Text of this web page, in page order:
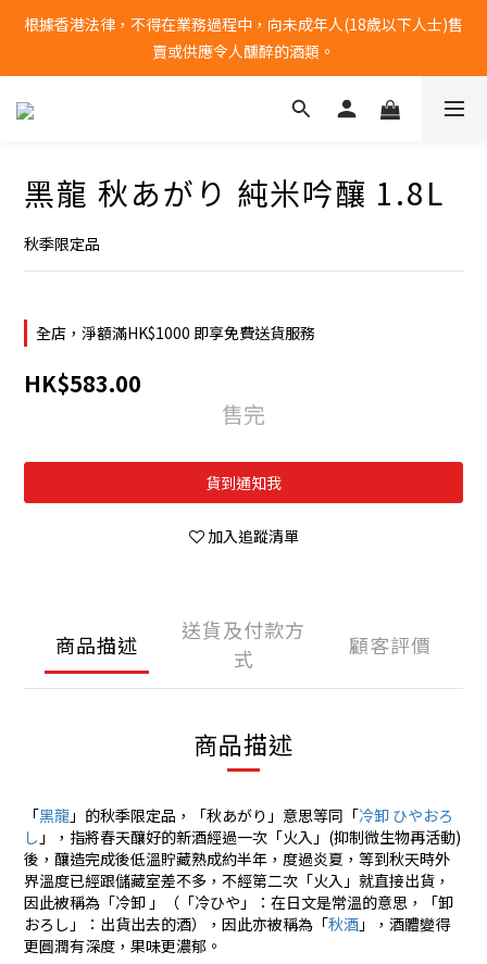
全單購物滿港幣$1000 | 免運費
根據香港法律，不得在業務過程中，向未成年人(18歲以下人士)售
賣或供應令人醺醉的酒類。
全單購物滿港幣$1000 | 免運費
黑龍 秋あがり 純米吟釀 1.8L
秋季限定品
全店，淨額滿HK$1000 即享免費送貨服務
HK$583.00
售完
貨到通知我
加入追蹤清單
商品描述
送貨及付款方
式
顧客評價
商品描述
「黑龍 」的秋季限定品，「秋あがり」意思等同「冷卸 ひやおろ
し 」，指將春天釀好的新酒經過一次「火入」(抑制微生物再活動)
後，釀造完成後低溫貯藏熟成約半年，度過炎夏，等到秋天時外
界溫度已經跟儲藏室差不多，不經第二次「火入」就直接出貨，
因此被稱為「冷卸 」（「冷ひや」：在日文是常溫的意思，「卸
おろし」：出貨出去的酒），因此亦被稱為「秋酒 」，酒體變得
更圓潤有深度，果味更濃郁。